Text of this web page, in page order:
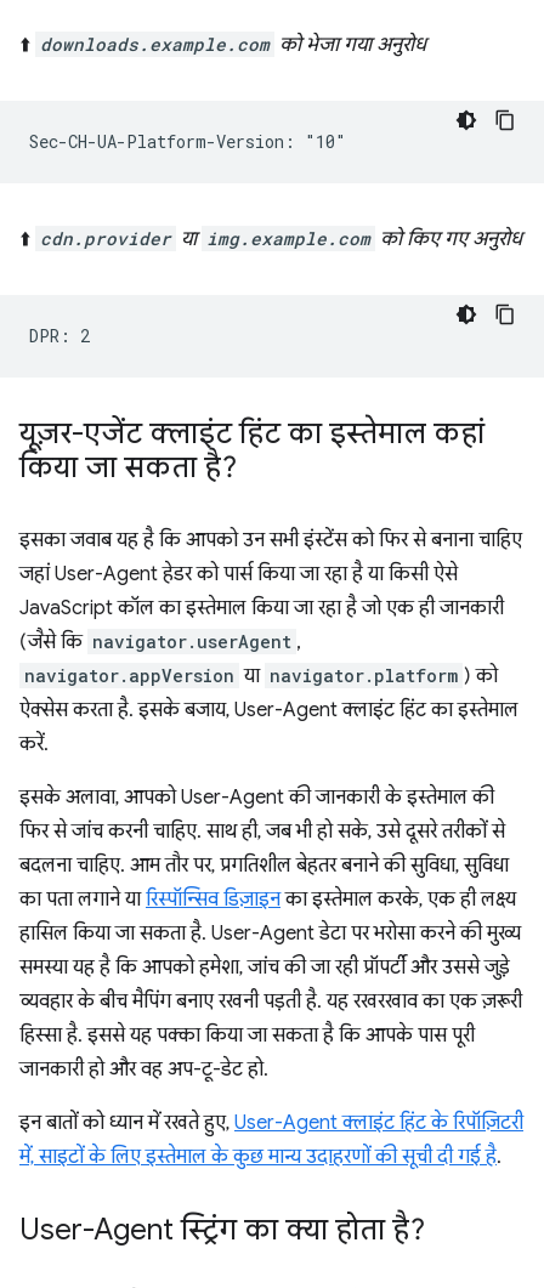
⬆️ downloads.example.com को भेजा गया अनुरोध
⬆️ cdn.provider या img.example.com को किए गए अनुरोध
यूज़र-एजेंट क्लाइंट हिंट का इस्तेमाल कहां
किया जा सकता है?
इसका जवाब यह है कि आपको उन सभी इंस्टेंस को फिर से बनाना चाहिए
जहां User-Agent हेडर को पार्स किया जा रहा है या किसी ऐसे
JavaScript कॉल का इस्तेमाल किया जा रहा है जो एक ही जानकारी
(जैसे कि navigator.userAgent ,
navigator.appVersion या navigator.platform ) को
ऐक्सेस करता है. इसके बजाय, User-Agent क्लाइंट हिंट का इस्तेमाल
करें.
इसके अलावा, आपको User-Agent की जानकारी के इस्तेमाल की
फिर से जांच करनी चाहिए. साथ ही, जब भी हो सके, उसे दूसरे तरीकों से
बदलना चाहिए. आम तौर पर, प्रगतिशील बेहतर बनाने की सुविधा, सुविधा
का पता लगाने यारिस्पॉन्सिव डिज़ाइनका इस्तेमाल करके, एक ही लक्ष्य
हासिल किया जा सकता है. User-Agent डेटा पर भरोसा करने की मुख्य
समस्या यह है कि आपको हमेशा, जांच की जा रही प्रॉपर्टी और उससे जुड़े
व्यवहार के बीच मैपिंग बनाए रखनी पड़ती है. यह रखरखाव का एक ज़रूरी
हिस्सा है. इससे यह पक्का किया जा सकता है कि आपके पास पूरी
जानकारी हो और वह अप-टू-डेट हो.
इन बातों को ध्यान में रखते हुए, User-Agent क्लाइंट हिंट के रिपॉज़िटरी
में, साइटों के लिए इस्तेमाल के कुछ मान्य उदाहरणों की सूची दी गई है.
User-Agent स्ट्रिंग का क्या होता है?